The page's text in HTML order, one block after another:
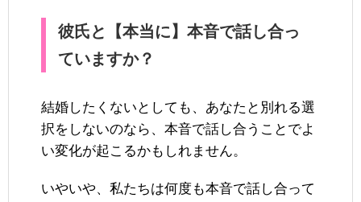
彼氏と【本当に】本音で話し合っ
ていますか？
結婚したくないとしても、あなたと別れる選
択をしないのなら、本音で話し合うことでよ
い変化が起こるかもしれません。
いやいや、私たちは何度も本音で話し合って